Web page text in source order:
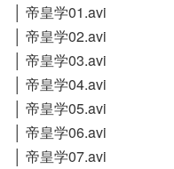
│ 帝皇学01.avi
│ 帝皇学02.avi
│ 帝皇学03.avi
│ 帝皇学04.avi
│ 帝皇学05.avi
│ 帝皇学06.avi
│ 帝皇学07.avi